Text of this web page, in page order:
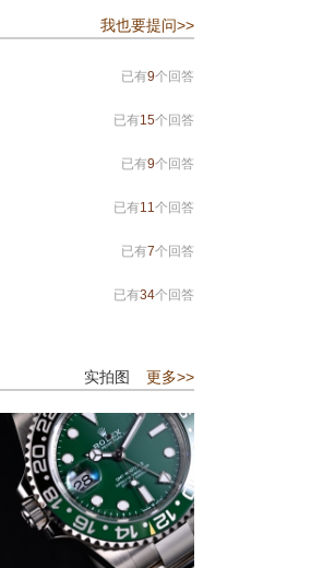
我也要提问>>
已有9个回答
已有15个回答
已有9个回答
已有11个回答
已有7个回答
已有34个回答
实拍图 更多>>